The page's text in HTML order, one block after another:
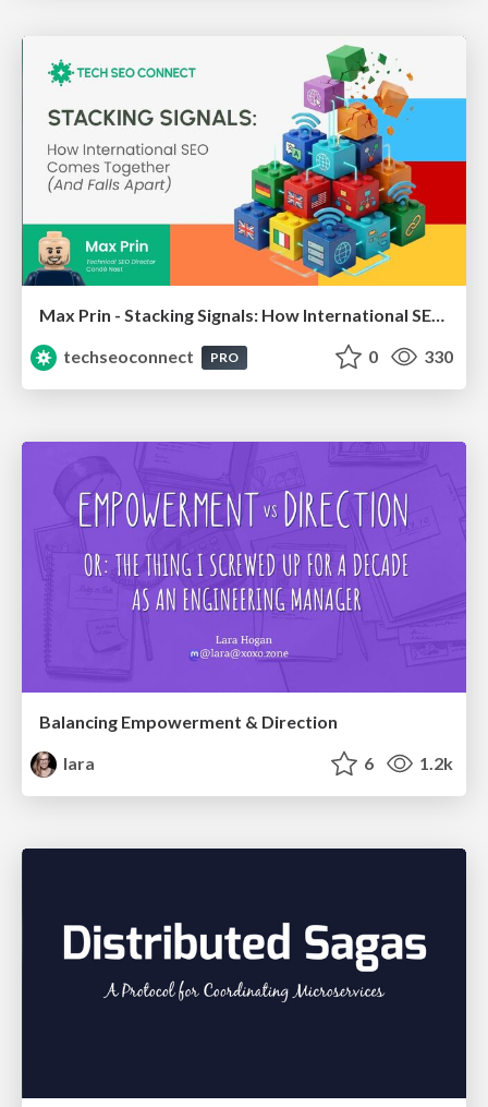
Max Prin - Stacking Signals: How International SEO Comes Together (And Falls Apart)
techseoconnect
PRO 0 330
Balancing Empowerment & Direction
lara
6 1.2k